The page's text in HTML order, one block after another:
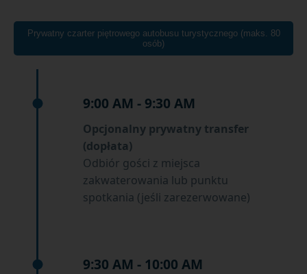
Prywatny czarter piętrowego autobusu turystycznego (maks. 80
osób)
9:00 AM - 9:30 AM
Opcjonalny prywatny transfer
(dopłata)
Odbiór gości z miejsca
zakwaterowania lub punktu
spotkania (jeśli zarezerwowane)
9:30 AM - 10:00 AM